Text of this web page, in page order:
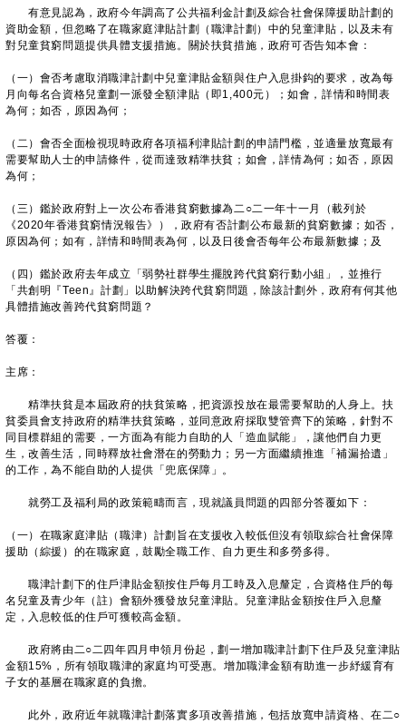
有意見認為，政府今年調高了公共福利金計劃及綜合社會保障援助計劃的
資助金額，但忽略了在職家庭津貼計劃（職津計劃）中的兒童津貼，以及未有
對兒童貧窮問題提供具體支援措施。關於扶貧措施，政府可否告知本會：
（一）會否考慮取消職津計劃中兒童津貼金額與住户入息掛鈎的要求，改為每
月向每名合資格兒童劃一派發全額津貼（即1,400元）；如會，詳情和時間表
為何；如否，原因為何；
（二）會否全面檢視現時政府各項福利津貼計劃的申請門檻，並適量放寬最有
需要幫助人士的申請條件，從而達致精準扶貧；如會，詳情為何；如否，原因
為何；
（三）鑑於政府對上一次公布香港貧窮數據為二○二一年十一月（載列於
《2020年香港貧窮情況報告》），政府有否計劃公布最新的貧窮數據；如否，
原因為何；如有，詳情和時間表為何，以及日後會否每年公布最新數據；及
（四）鑑於政府去年成立「弱勢社群學生擺脫跨代貧窮行動小組」，並推行
「共創明『Teen』計劃」以助解決跨代貧窮問題，除該計劃外，政府有何其他
具體措施改善跨代貧窮問題？
答覆：
主席：
精準扶貧是本屆政府的扶貧策略，把資源投放在最需要幫助的人身上。扶
貧委員會支持政府的精準扶貧策略，並同意政府採取雙管齊下的策略，針對不
同目標群組的需要，一方面為有能力自助的人「造血賦能」，讓他們自力更
生，改善生活，同時釋放社會潛在的勞動力；另一方面繼續推進「補漏拾遺」
的工作，為不能自助的人提供「兜底保障」。
就勞工及福利局的政策範疇而言，現就議員問題的四部分答覆如下：
（一）在職家庭津貼（職津）計劃旨在支援收入較低但沒有領取綜合社會保障
援助（綜援）的在職家庭，鼓勵全職工作、自力更生和多勞多得。
職津計劃下的住戶津貼金額按住戶每月工時及入息釐定，合資格住戶的每
名兒童及青少年（註）會額外獲發放兒童津貼。兒童津貼金額按住戶入息釐
定，入息較低的住戶可獲較高金額。
政府將由二○二四年四月申領月份起，劃一增加職津計劃下住戶及兒童津貼
金額15%，所有領取職津的家庭均可受惠。增加職津金額有助進一步紓緩育有
子女的基層在職家庭的負擔。
此外，政府近年就職津計劃落實多項改善措施，包括放寬申請資格、在二○